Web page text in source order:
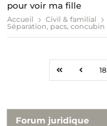
pour voir ma fille
Accueil Civil & familial
Séparation, pacs, concubin
18
Forum juridique